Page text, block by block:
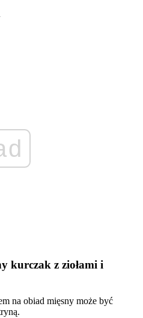
kurczak z ziołami i
na obiad mięsny może być